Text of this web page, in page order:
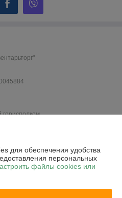
горисполком
для обеспечения удобства
персональных
файлы cookies или